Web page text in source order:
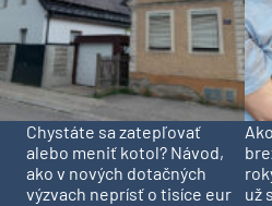
Chystáte sa zatepľovať
alebo meniť kotol? Návod,
ako v nových dotačných
výzvach neprísť o tisíce eur
už